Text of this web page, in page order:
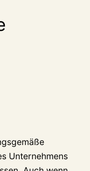
Unternehmens